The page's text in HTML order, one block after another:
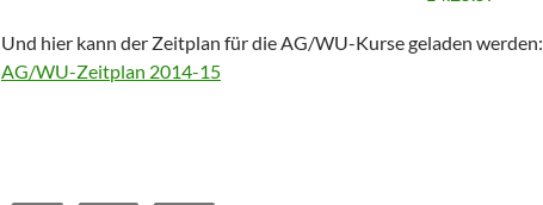
Und hier kann der Zeitplan für die AG/WU-Kurse geladen werden:
AG/WU-Zeitplan 2014-15